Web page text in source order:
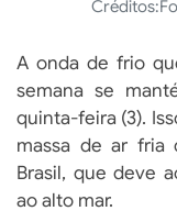
Créditos:
A onda de frio
semana se
quinta-feira (3).
massa de ar fria
Brasil, que deve
ao alto mar.